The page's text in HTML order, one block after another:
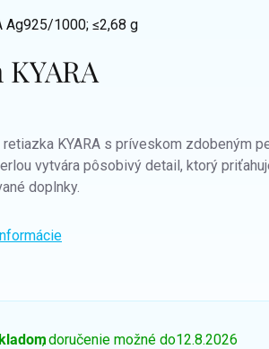
Ag925/1000; ≤2,68 g
retiazka KYARA s príveskom zdobeným
vytvára pôsobivý detail, ktorý
doplnky.
, doručenie možné do12.8.2026